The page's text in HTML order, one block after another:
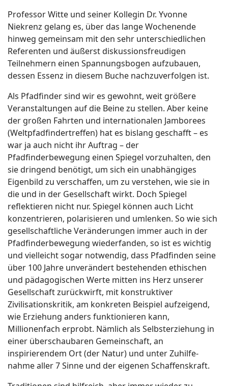
Professor Witte und seiner Kollegin Dr. Yvonne
Niekrenz gelang es, über das lange Wochenende
hinweg gemeinsam mit den sehr unterschiedlichen
Referenten und äußerst diskussionsfreudigen
Teilnehmern einen Spannungsbogen aufzubauen,
dessen Essenz in diesem Buche nachzuverfolgen ist.
Als Pfadfinder sind wir es gewohnt, weit größere
Veranstaltungen auf die Beine zu stellen. Aber keine
der großen Fahrten und internationalen Jamborees
(Weltpfadfindertreffen) hat es bislang geschafft – es
war ja auch nicht ihr Auftrag – der
Pfadfinderbewegung einen Spiegel vorzuhalten, den
sie dringend benötigt, um sich ein unabhängiges
Eigenbild zu verschaffen, um zu verstehen, wie sie in
die und in der Gesellschaft wirkt. Doch Spiegel
reflektieren nicht nur. Spiegel können auch Licht
konzentrieren, polarisieren und umlenken. So wie sich
gesellschaftliche Veränderungen immer auch in der
Pfadfinderbewegung wiederfanden, so ist es wichtig
und vielleicht sogar notwendig, dass Pfadfinden seine
über 100 Jahre unverändert bestehenden ethischen
und pädagogischen Werte mitten ins Herz unserer
Gesellschaft zurückwirft, mit konstruktiver
Zivilisationskritik, am konkreten Beispiel aufzeigend,
wie Erziehung anders funktionieren kann,
Millionenfach erprobt. Nämlich als Selbsterziehung in
einer überschaubaren Gemeinschaft, an
inspirierendem Ort (der Natur) und unter Zuhilfe­
nahme aller 7 Sinne und der eigenen Schaffenskraft.